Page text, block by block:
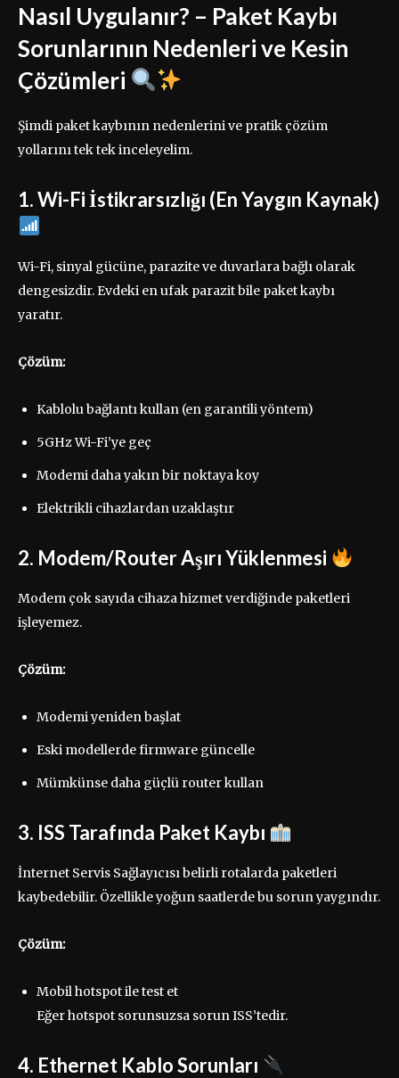
Nasıl Uygulanır? – Paket Kaybı
Sorunlarının Nedenleri ve Kesin
Çözümleri
Şimdi paket kaybının nedenlerini ve pratik çözüm
yollarını tek tek inceleyelim.
1. Wi-Fi İstikrarsızlığı (En Yaygın Kaynak)
Wi-Fi, sinyal gücüne, parazite ve duvarlara bağlı olarak
dengesizdir. Evdeki en ufak parazit bile paket kaybı
yaratır.
Çözüm:
Kablolu bağlantı kullan (en garantili yöntem)
5GHz Wi-Fi’ye geç
Modemi daha yakın bir noktaya koy
Elektrikli cihazlardan uzaklaştır
2. Modem/Router Aşırı Yüklenmesi
Modem çok sayıda cihaza hizmet verdiğinde paketleri
işleyemez.
Çözüm:
Modemi yeniden başlat
Eski modellerde firmware güncelle
Mümkünse daha güçlü router kullan
3. ISS Tarafında Paket Kaybı
İnternet Servis Sağlayıcısı belirli rotalarda paketleri
kaybedebilir. Özellikle yoğun saatlerde bu sorun yaygındır.
Çözüm:
Mobil hotspot ile test et
Eğer hotspot sorunsuzsa sorun ISS’tedir.
4. Ethernet Kablo Sorunları